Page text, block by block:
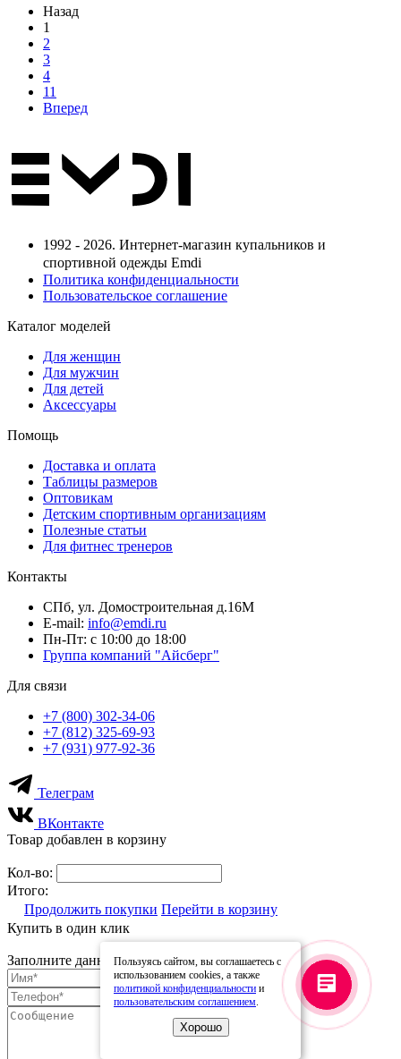
Назад
1
2
3
4
11
Вперед
1992 - 2026. Интернет-магазин купальников и
спортивной одежды Emdi
Политика конфиденциальности
Пользовательское соглашение
Каталог моделей
Для женщин
Для мужчин
Для детей
Аксессуары
Помощь
Доставка и оплата
Таблицы размеров
Оптовикам
Детским спортивным организациям
Полезные статьи
Для фитнес тренеров
Контакты
СПб, ул. Домостроительная д.16М
E-mail: info@emdi.ru
Пн-Пт: с 10:00 до 18:00
Группа компаний "Айсберг"
Для связи
+7 (800) 302-34-06
+7 (812) 325-69-93
+7 (931) 977-92-36
Телеграм
ВКонтакте
Товар добавлен в корзину
Кол-во:
Итого:
Продолжить покупки Перейти в корзину
Купить в один клик
Заполните данные для заказаПользуясь сайтом, вы соглашаетесь с
использованием cookies, а также
политикой конфиденциальности и
пользовательским соглашением.
Хорошо